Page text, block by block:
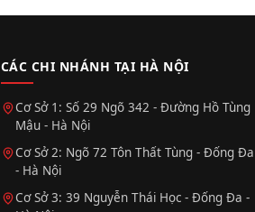
CÁC CHI NHÁNH TẠI HÀ NỘI
Cơ Sở 1: Số 29 Ngõ 342 - Đường Hồ Tùng
Mậu - Hà Nội
Cơ Sở 2: Ngõ 72 Tôn Thất Tùng - Đống Đa
- Hà Nội
Cơ Sở 3: 39 Nguyễn Thái Học - Đống Đa -